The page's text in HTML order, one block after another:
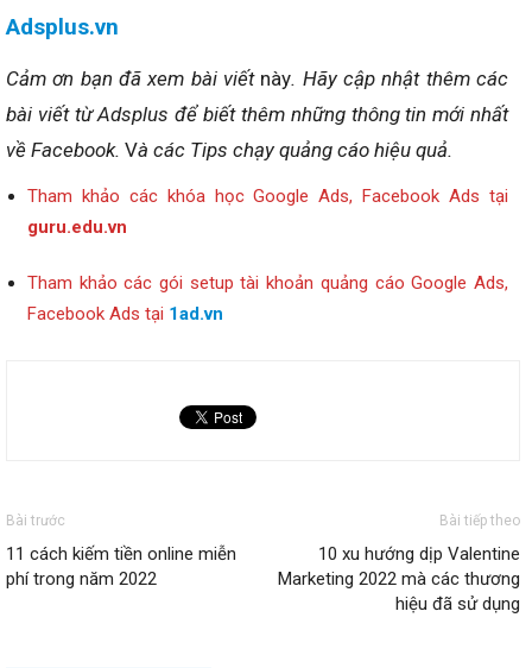
Adsplus.vn
Cảm ơn bạn đã xem bài viết này. Hãy cập nhật thêm các
bài viết từ Adsplus để biết thêm những thông tin mới nhất
về Facebook. Và các Tips chạy quảng cáo hiệu quả.
Tham khảo các khóa học Google Ads, Facebook Ads tại
guru.edu.vn
Tham khảo các gói setup tài khoản quảng cáo Google Ads,
Facebook Ads tại 1ad.vn
Bài trước
11 cách kiếm tiền online miễn
phí trong năm 2022
Bài tiếp theo
10 xu hướng dịp Valentine
Marketing 2022 mà các thương
hiệu đã sử dụng